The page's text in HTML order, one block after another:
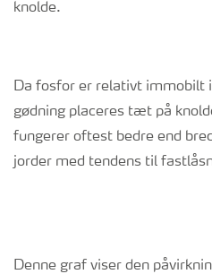
knolde.
Da fosfor er relativt immobilt
gødning placeres tæt på
fungerer oftest bedre end
jorder med tendens til
Denne graf viser den